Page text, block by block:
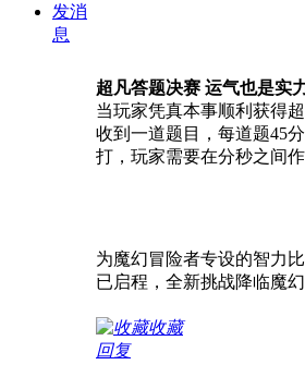
发消
息
超凡答题决赛 运气也是实
当玩家凭真本事顺利获得
收到一道题目，每道题45
打，玩家需要在分秒之间
为魔幻冒险者专设的智力
已启程，全新挑战降临魔
收藏
回复